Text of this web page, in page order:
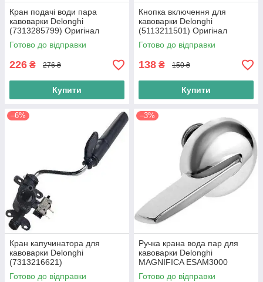
Кран подачі води пара
кавоварки Delonghi
(7313285799) Оригінал
Готово до відправки
226 ₴ 276 ₴
Купити
Кнопка включення для
кавоварки Delonghi
(5113211501) Оригінал
Готово до відправки
138 ₴ 150 ₴
Купити
–6%
Кран капучинатора для
кавоварки Delonghi
(7313216621)
Готово до відправки
–3%
Ручка крана вода пар для
кавоварки Delonghi
MAGNIFICA ESAM3000
(5513222451)
Готово до відправки